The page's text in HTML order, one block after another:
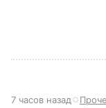
7 часов назад